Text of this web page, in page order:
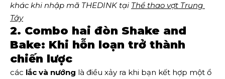
khác khi nhập mã THEDINK tại Thể thao vợt Trung
Tây
2. Combo hai đòn Shake and
Bake: Khi hỗn loạn trở thành
chiến lược
các lắc và nướng là điều xảy ra khi bạn kết hợp một ổ